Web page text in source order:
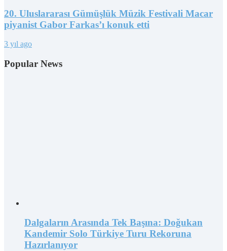
20. Uluslararası Gümüşlük Müzik Festivali Macar
piyanist Gabor Farkas’ı konuk etti
3 yıl ago
Popular News
Dalgaların Arasında Tek Başına: Doğukan
Kandemir Solo Türkiye Turu Rekoruna
Hazırlanıyor